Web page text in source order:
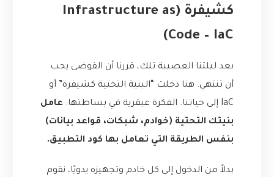
كشيفرة (Infrastructure as
Code – IaC)
بعد ليلتنا العصيبة تلك، قررنا أن الفوضى يجب
أن تنتهي. هنا دخلت “البنية التحتية كشيفرة” أو
IaC إلى حياتنا. الفكرة عبقرية في بساطتها:
عامل
بنيتك التحتية (خوادم، شبكات، قواعد بيانات)
بنفس الطريقة التي تعامل بها كود التطبيق.
بدلاً من الدخول إلى كل خادم وتجهيزه يدويًا، نقوم